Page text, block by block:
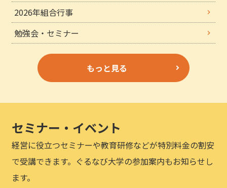
2026年組合行事
勉強会・セミナー
もっと見る
セミナー・イベント
経営に役立つセミナーや教育研修などが特別料金の割安
で受講できます。ぐるなび大学の参加案内もお知らせし
ます。